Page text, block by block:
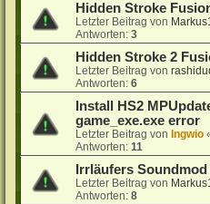
Hidden Stroke
Letzter Beitrag von
Antworten:3
Hidden Stroke 2
Letzter Beitrag von
Antworten:6
Install HS2
game_exe.exe error
Letzter Beitrag von Ingwio
Antworten:11
Irrläufers Soundmod
Letzter Beitrag von
Antworten:8